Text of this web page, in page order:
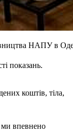
НАПУ в
показань.
коштів, тіла,
ми впевнено